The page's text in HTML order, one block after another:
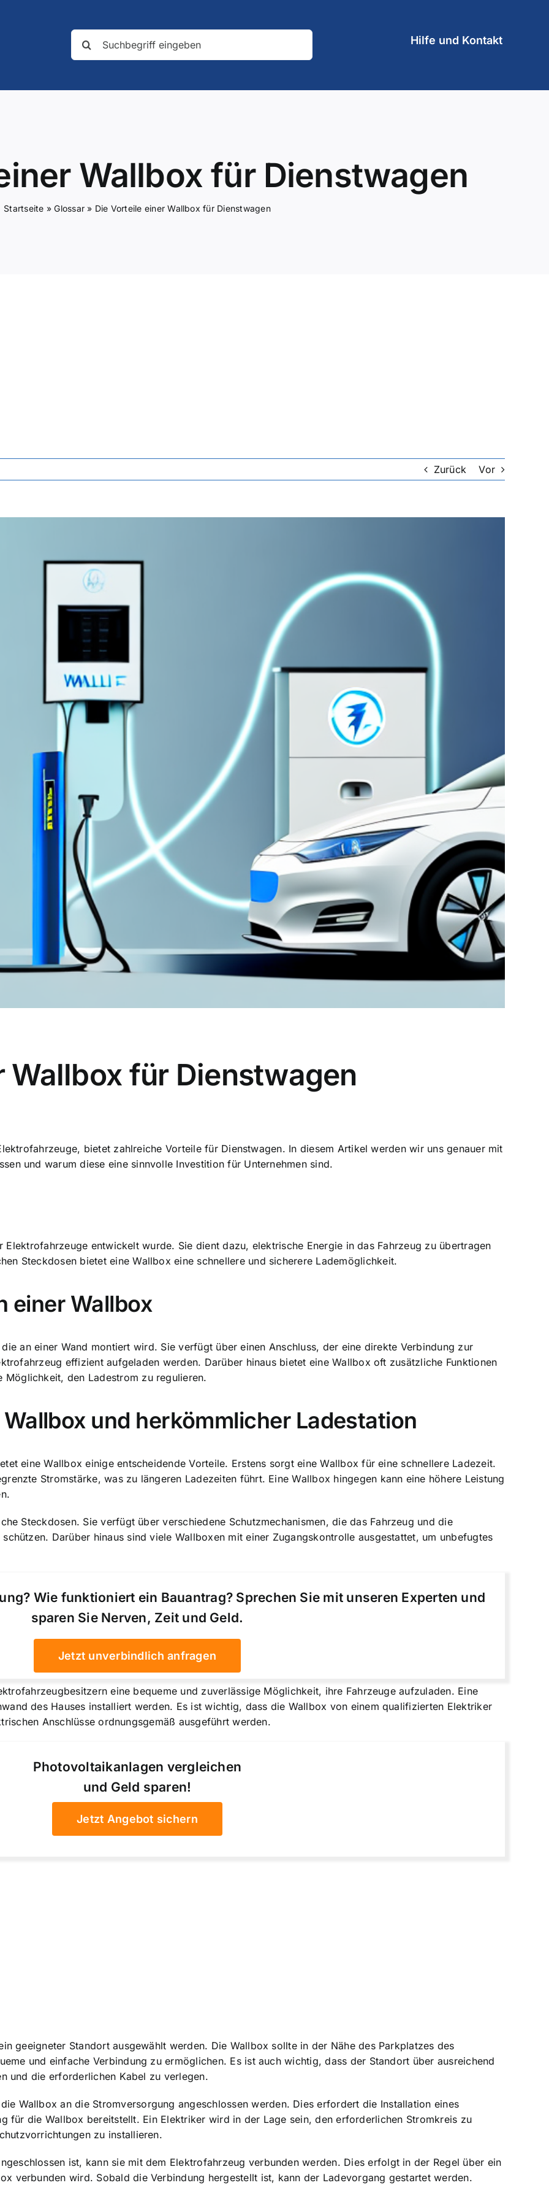
Suche
nach:
Hilfe und Kontakt
Wallbox für Dienstwagen
Startseite »Glossar » Die Vorteile einer Wallbox für Dienstwagen
Zurück Vor
Wallbox für Dienstwagen
bietet zahlreiche Vorteile für Dienstwagen. In diesem Artikel werden wir uns genauer mit
und warum diese eine sinnvolle Investition für Unternehmen sind.
entwickelt wurde. Sie dient dazu, elektrische Energie in das Fahrzeug zu übertragen
Steckdosen bietet eine Wallbox eine schnellere und sicherere Lademöglichkeit.
einer Wallbox
an einer Wand montiert wird. Sie verfügt über einen Anschluss, der eine direkte Verbindung zur
effizient aufgeladen werden. Darüber hinaus bietet eine Wallbox oft zusätzliche Funktionen
den Ladestrom zu regulieren.
und herkömmlicher Ladestation
eine Wallbox einige entscheidende Vorteile. Erstens sorgt eine Wallbox für eine schnellere Ladezeit.
Stromstärke, was zu längeren Ladezeiten führt. Eine Wallbox hingegen kann eine höhere Leistung
Steckdosen. Sie verfügt über verschiedene Schutzmechanismen, die das Fahrzeug und die
Darüber hinaus sind viele Wallboxen mit einer Zugangskontrolle ausgestattet, um unbefugtes
Wie funktioniert ein Bauantrag? Sprechen Sie mit unseren Experten und
sparen Sie Nerven, Zeit und Geld.
Jetzt unverbindlich anfragen
eine bequeme und zuverlässige Möglichkeit, ihre Fahrzeuge aufzuladen. Eine
des Hauses installiert werden. Es ist wichtig, dass die Wallbox von einem qualifizierten Elektriker
Anschlüsse ordnungsgemäß ausgeführt werden.
Photovoltaikanlagen vergleichen
und Geld sparen!
Jetzt Angebot sichern
geeigneter Standort ausgewählt werden. Die Wallbox sollte in der Nähe des Parkplatzes des
und einfache Verbindung zu ermöglichen. Es ist auch wichtig, dass der Standort über ausreichend
und die erforderlichen Kabel zu verlegen.
Wallbox an die Stromversorgung angeschlossen werden. Dies erfordert die Installation eines
für die Wallbox bereitstellt. Ein Elektriker wird in der Lage sein, den erforderlichen Stromkreis zu
zu installieren.
ist, kann sie mit dem Elektrofahrzeug verbunden werden. Dies erfolgt in der Regel über ein
verbunden wird. Sobald die Verbindung hergestellt ist, kann der Ladevorgang gestartet werden.